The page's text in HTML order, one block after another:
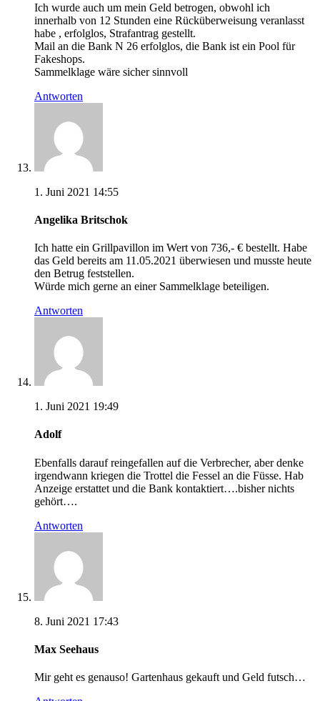
Ich wurde auch um mein Geld betrogen, obwohl ich
innerhalb von 12 Stunden eine Rücküberweisung veranlasst
habe , erfolglos, Strafantrag gestellt.
Mail an die Bank N 26 erfolglos, die Bank ist ein Pool für
Fakeshops.
Sammelklage wäre sicher sinnvoll
Antworten
1. Juni 2021 14:55
Angelika Britschok
Ich hatte ein Grillpavillon im Wert von 736,- € bestellt. Habe
das Geld bereits am 11.05.2021 überwiesen und musste heute
den Betrug feststellen.
Würde mich gerne an einer Sammelklage beteiligen.
Antworten
1. Juni 2021 19:49
Adolf
Ebenfalls darauf reingefallen auf die Verbrecher, aber denke
irgendwann kriegen die Trottel die Fessel an die Füsse. Hab
Anzeige erstattet und die Bank kontaktiert….bisher nichts
gehört….
Antworten
8. Juni 2021 17:43
Max Seehaus
Mir geht es genauso! Gartenhaus gekauft und Geld futsch…